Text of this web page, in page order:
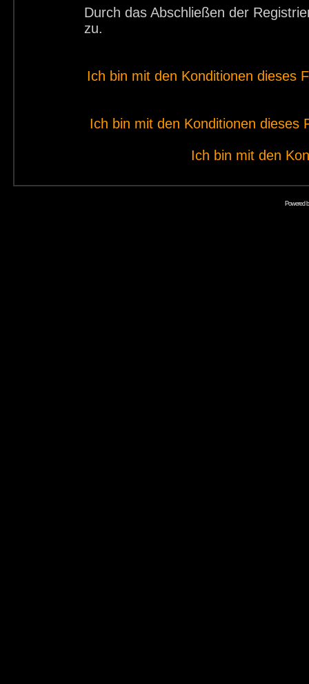
Durch das Abschließen der
zu.
Ich bin mit den Konditionen dieses
Ich bin mit den Konditionen dieses
Ich bin mit den
Powered